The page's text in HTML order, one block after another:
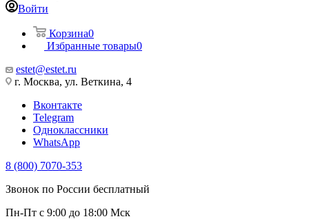
Войти
Корзина0
Избранные товары0
estet@estet.ru
г. Москва, ул. Веткина, 4
Вконтакте
Telegram
Одноклассники
WhatsApp
8 (800) 7070-353
Звонок по России бесплатный
Пн-Пт с 9:00 до 18:00 Мск